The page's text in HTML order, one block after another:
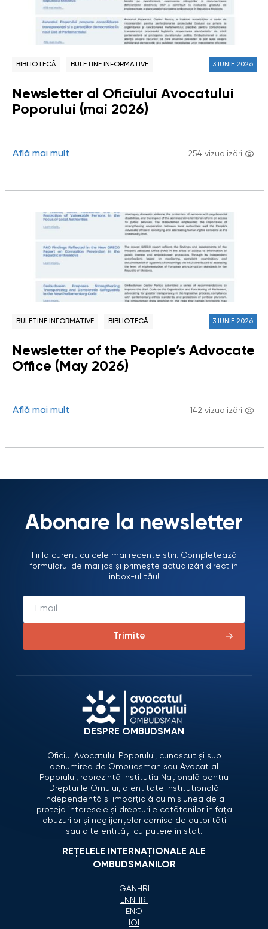
BIBLIOTECĂ BULETINE INFORMATIVE 3 IUNIE 2026
Newsletter al Oficiului Avocatului
Poporului (mai 2026)
Află mai mult 254 vizualizări
BULETINE INFORMATIVE BIBLIOTECĂ 3 IUNIE 2026
Newsletter of the People’s Advocate
Office (May 2026)
Află mai mult 142 vizualizări
Abonare la newsletter
Fii la curent cu cele mai recente știri. Completează
formularul de mai jos și primește actualizări direct în
inbox-ul tău!
Trimite
DESPRE OMBUDSMAN
Oficiul Avocatului Poporului, cunoscut și sub
denumirea de Ombudsman sau Avocat al
Poporului, reprezintă Instituția Națională pentru
Drepturile Omului, o entitate instituțională
independentă și imparțială cu misiunea de a
proteja interesele și drepturile cetățenilor în fața
abuzurilor și neglijențelor comise de autorități
sau alte entități cu putere în stat.
REȚELELE INTERNAȚIONALE ALE
OMBUDSMANILOR
GANHRI
ENNHRI
ENO
IOI